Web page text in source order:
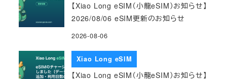
【Xiao Long eSIM（小龍eSIM）お知らせ】
2026/08/06 eSIM更新のお知らせ
2026-08-06
Xiao Long eSIM
【Xiao Long eSIM（小龍eSIM）お知らせ】